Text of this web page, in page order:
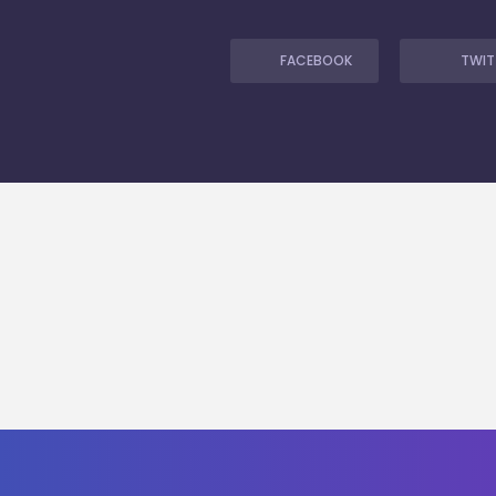
FACEBOOK